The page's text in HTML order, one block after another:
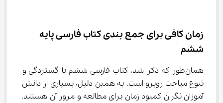
زمان کافی برای جمع بندی کتاب فارسی پایه
ششم
همان‌طور که ذکر شد، کتاب فارسی ششم با گستردگی و
تنوع مباحث روبرو است. به همین دلیل، بسیاری از دانش
آموزان نگران کمبود زمان برای مطالعه و مرور آن هستند.